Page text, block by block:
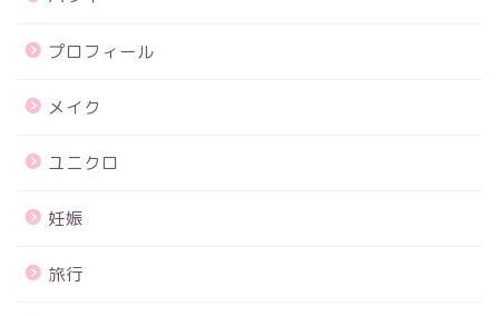
プロフィール
メイク
ユニクロ
妊娠
旅行